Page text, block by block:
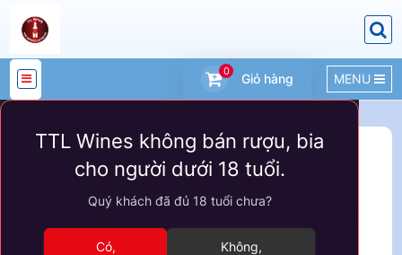
MỤC
MENU
0 Giỏ hàng
TTL Wines không bán rượu, bia
cho người dưới 18 tuổi.
Quý khách đã đủ 18 tuổi chưa?
Có,
Không,
Sản phẩm VANG PHÁP